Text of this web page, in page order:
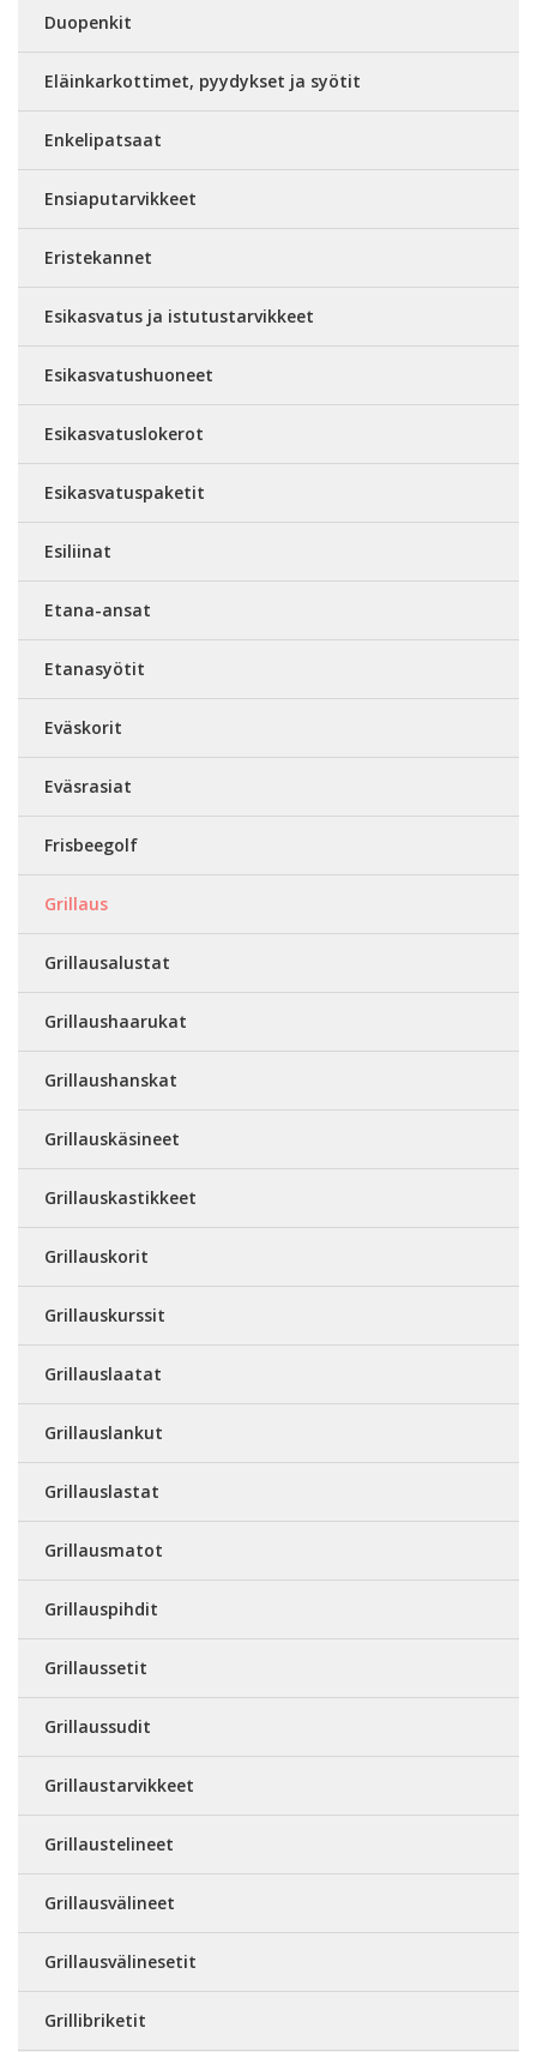
Duopenkit
Eläinkarkottimet, pyydykset ja syötit
Enkelipatsaat
Ensiaputarvikkeet
Eristekannet
Esikasvatus ja istutustarvikkeet
Esikasvatushuoneet
Esikasvatuslokerot
Esikasvatuspaketit
Esiliinat
Etana-ansat
Etanasyötit
Eväskorit
Eväsrasiat
Frisbeegolf
Grillaus
Grillausalustat
Grillaushaarukat
Grillaushanskat
Grillauskäsineet
Grillauskastikkeet
Grillauskorit
Grillauskurssit
Grillauslaatat
Grillauslankut
Grillauslastat
Grillausmatot
Grillauspihdit
Grillaussetit
Grillaussudit
Grillaustarvikkeet
Grillaustelineet
Grillausvälineet
Grillausvälinesetit
Grillibriketit